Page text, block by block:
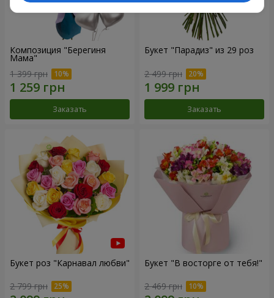
Композиция "Берегиня
Мама"
1 399 грн
Заказать
Букет "Парадиз" из 29 роз
2 499 грн
Заказать
Букет роз "Карнавал любви"
2 799 грн
Букет "В восторге от тебя!"
2 469 грн